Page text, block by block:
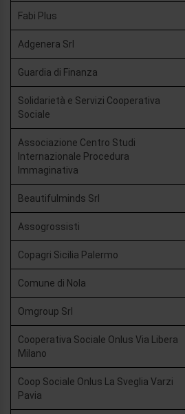
Fabi Plus
Adgenera Srl
Guardia di Finanza
Solidarietà e Servizi Cooperativa
Sociale
Associazione Centro Studi
Internazionale Procedura
Immaginativa
Beautifulminds Srl
Assogrossisti
Copagri Sicilia Palermo
Comune di Nola
Omgroup Srl
Cooperativa Sociale Onlus Via Libera
Milano
Coop Sociale Onlus La Sveglia Varzi
Pavia